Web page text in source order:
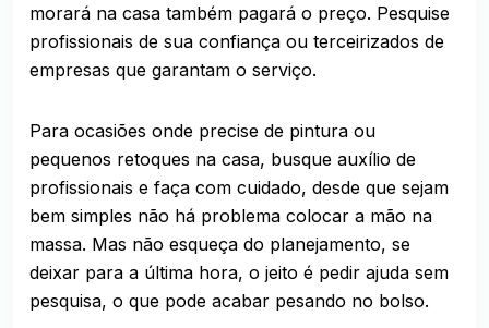
morará na casa também pagará o preço. Pesquise
profissionais de sua confiança ou terceirizados de
empresas que garantam o serviço.
Para ocasiões onde precise de pintura ou
pequenos retoques na casa, busque auxílio de
profissionais e faça com cuidado, desde que sejam
bem simples não há problema colocar a mão na
massa. Mas não esqueça do planejamento, se
deixar para a última hora, o jeito é pedir ajuda sem
pesquisa, o que pode acabar pesando no bolso.